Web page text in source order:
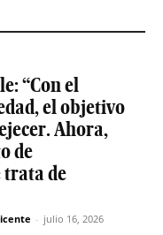
“Con el
el objetivo
Ahora,
de
trata de
- julio 16, 2026